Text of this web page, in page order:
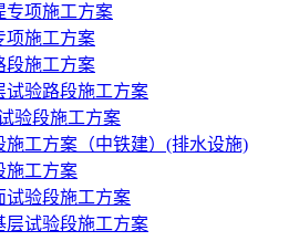
专项施工方案
项施工方案
段施工方案
试验路段施工方案
验段施工方案
工方案（中铁建）(排水设施)
施工方案
试验段施工方案
层试验段施工方案